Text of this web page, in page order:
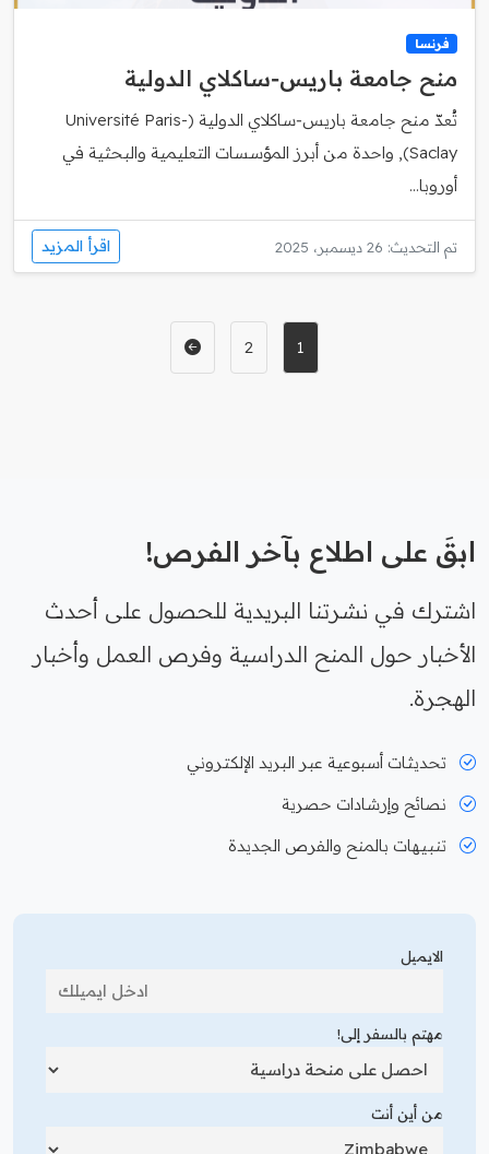
فرنسا
منح جامعة باريس‑ساكلاي الدولية
تُعدّ منح جامعة باريس‑ساكلاي الدولية (Université Paris-
Saclay), واحدة من أبرز المؤسسات التعليمية والبحثية في
أوروبا...
تم التحديث: 26 ديسمبر، 2025 اقرأ المزيد
1
2
ابقَ على اطلاع بآخر الفرص!
اشترك في نشرتنا البريدية للحصول على أحدث
الأخبار حول المنح الدراسية وفرص العمل وأخبار
الهجرة.
تحديثات أسبوعية عبر البريد الإلكتروني
نصائح وإرشادات حصرية
تنبيهات بالمنح والفرص الجديدة
الايميل
مهتم بالسفر إلى!
من أين أنت